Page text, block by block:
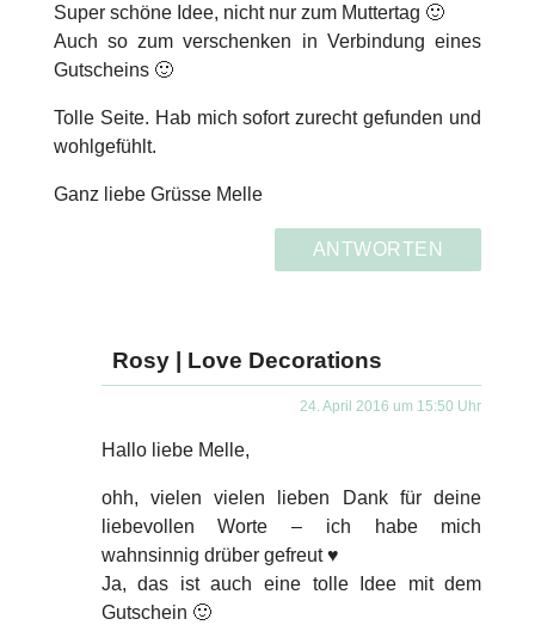
Super schöne Idee, nicht nur zum Muttertag 🙂
Auch so zum verschenken in Verbindung eines
Gutscheins 🙂
Tolle Seite. Hab mich sofort zurecht gefunden und
wohlgefühlt.
Ganz liebe Grüsse Melle
ANTWORTEN
Rosy | Love Decorations
24. April 2016 um 15:50 Uhr
Hallo liebe Melle,
ohh, vielen vielen lieben Dank für deine
liebevollen Worte – ich habe mich
wahnsinnig drüber gefreut ♥
Ja, das ist auch eine tolle Idee mit dem
Gutschein 🙂